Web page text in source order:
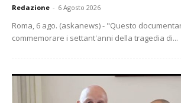
Redazione - 6 Agosto 2026
Roma, 6 ago. (askanews) - "Questo
commemorare i settant'anni della tragedia di...